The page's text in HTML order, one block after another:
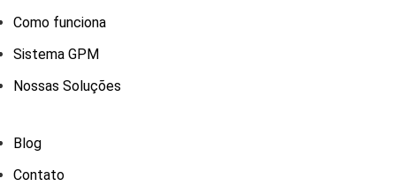
Como funciona
Sistema GPM
Nossas Soluções
Blog
Contato